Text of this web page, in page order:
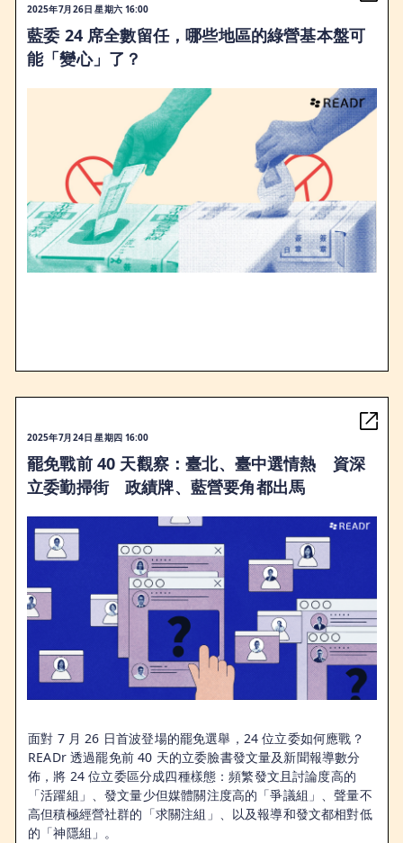
2025年7月26日 星期六 16:00
藍委 24 席全數留任，哪些地區的綠營基本盤可
能「變心」了？
2025年7月24日 星期四 16:00
罷免戰前 40 天觀察：臺北、臺中選情熱 資深
立委勤掃街 政績牌、藍營要角都出馬
面對 7 月 26 日首波登場的罷免選舉，24 位立委如何應戰？
READr 透過罷免前 40 天的立委臉書發文量及新聞報導數分
佈，將 24 位立委區分成四種樣態：頻繁發文且討論度高的
「活躍組」、發文量少但媒體關注度高的「爭議組」、聲量不
高但積極經營社群的「求關注組」、以及報導和發文都相對低
的「神隱組」。